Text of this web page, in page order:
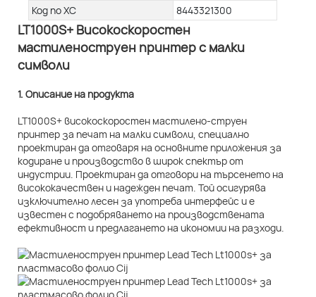
Код по ХС
8443321300
LT1000S+ Високоскоростен
мастиленоструен принтер с малки
символи
1. Описание на продукта
LT1000S+ високоскоростен мастилено-струен
принтер за печат на малки символи, специално
проектиран да отговаря на основните приложения за
кодиране и производство в широк спектър от
индустрии. Проектиран да отговори на търсенето на
висококачествен и надежден печат. Той осигурява
изключително лесен за употреба интерфейс и е
известен с подобряването на производствената
ефективност и предлагането на икономии на разходи.